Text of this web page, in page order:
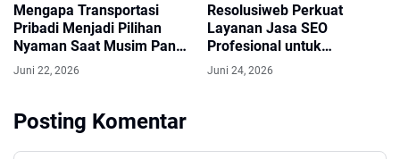
Mengapa Transportasi
Pribadi Menjadi Pilihan
Nyaman Saat Musim Panas
di Jepang ?
Juni 22, 2026
Resolusiweb Perkuat
Layanan Jasa SEO
Profesional untuk
Mendukung Pertumbuhan
Digital Bisnis di Indonesia
Juni 24, 2026
Posting Komentar